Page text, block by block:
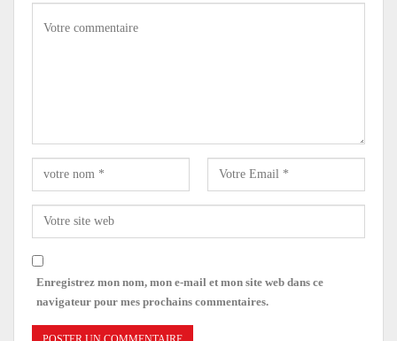
Enregistrez mon nom, mon e-mail et mon site web dans ce
navigateur pour mes prochains commentaires.